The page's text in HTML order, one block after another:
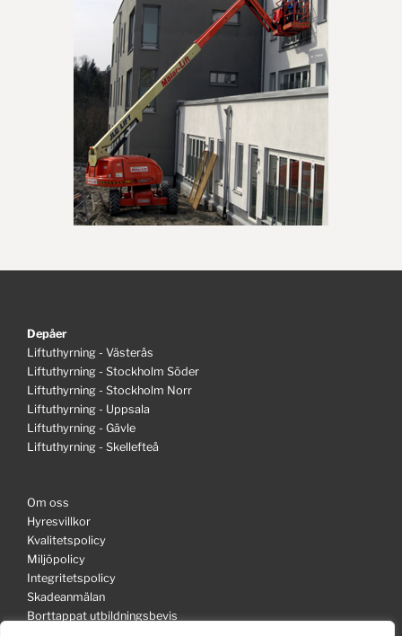
Depåer
Liftuthyrning - Västerås
Liftuthyrning - Stockholm Söder
Liftuthyrning - Stockholm Norr
Liftuthyrning - Uppsala
Liftuthyrning - Gävle
Liftuthyrning - Skellefteå
Om oss
Hyresvillkor
Kvalitetspolicy
Miljöpolicy
Integritetspolicy
Skadeanmälan
Borttappat utbildningsbevis